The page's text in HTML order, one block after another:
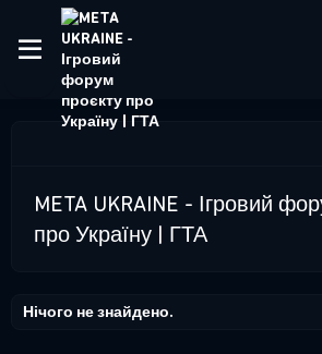
META UKRAINE - Ігровий
про Україну | ГТА
Нічого не знайдено.